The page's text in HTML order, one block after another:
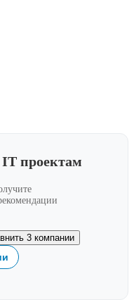
проектам
3 компании